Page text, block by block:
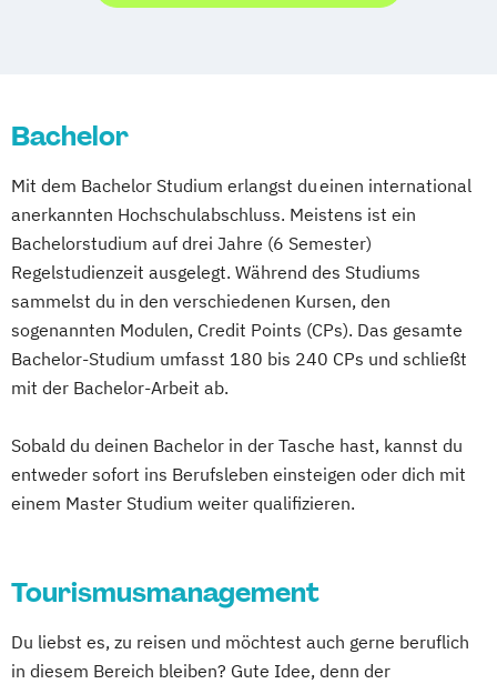
Bachelor
Mit dem Bachelor Studium erlangst du einen international
anerkannten Hochschulabschluss. Meistens ist ein
Bachelorstudium auf drei Jahre (6 Semester)
Regelstudienzeit ausgelegt. Während des Studiums
sammelst du in den verschiedenen Kursen, den
sogenannten Modulen, Credit Points (CPs). Das gesamte
Bachelor-Studium umfasst 180 bis 240 CPs und schließt
mit der Bachelor-Arbeit ab.
Sobald du deinen Bachelor in der Tasche hast, kannst du
entweder sofort ins Berufsleben einsteigen oder dich mit
einem Master Studium weiter qualifizieren.
Tourismusmanagement
Du liebst es, zu reisen und möchtest auch gerne beruflich
in diesem Bereich bleiben? Gute Idee, denn der